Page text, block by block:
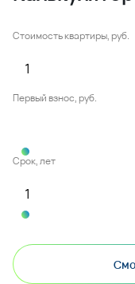
Стоимость квартиры, руб.
Первый взнос, руб.
Срок, лет